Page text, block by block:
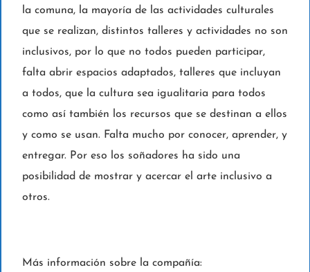
la comuna, la mayoría de las actividades culturales
que se realizan, distintos talleres y actividades no son
inclusivos, por lo que no todos pueden participar,
falta abrir espacios adaptados, talleres que incluyan
a todos, que la cultura sea igualitaria para todos
como así también los recursos que se destinan a ellos
y como se usan. Falta mucho por conocer, aprender, y
entregar. Por eso los soñadores ha sido una
posibilidad de mostrar y acercar el arte inclusivo a
otros.
Más información sobre la compañía: